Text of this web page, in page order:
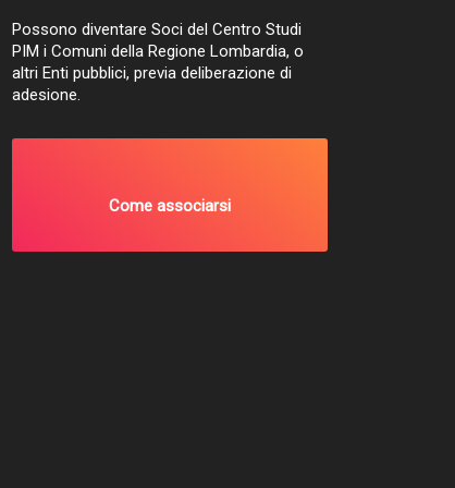
Possono diventare Soci del Centro Studi
PIM i Comuni della Regione Lombardia, o
altri Enti pubblici, previa deliberazione di
adesione.
Come associarsi